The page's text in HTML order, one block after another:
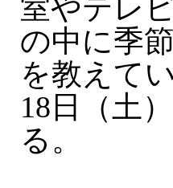
室やテレ
の中に季
を教えて
18日（土
る。